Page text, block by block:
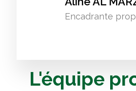
Encadrante
L'équipe